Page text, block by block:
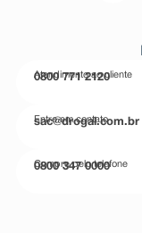
Atendimento ao cliente
0800 771 2120
Entre em contato
sac@drogal.com.br
Compre pelo telefone
0800 347 0000